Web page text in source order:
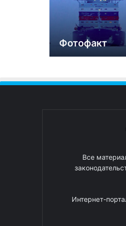
Фотофакт
Все
Интернет-